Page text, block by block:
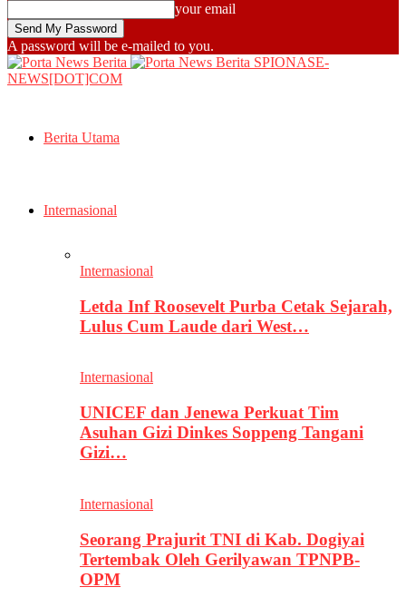
your email
A password will be e-mailed to you.
SPIONASE-
NEWS[DOT]COM
Berita Utama
Internasional
Internasional
Letda Inf Roosevelt Purba Cetak Sejarah,
Lulus Cum Laude dari West…
Internasional
UNICEF dan Jenewa Perkuat Tim
Asuhan Gizi Dinkes Soppeng Tangani
Gizi…
Internasional
Seorang Prajurit TNI di Kab. Dogiyai
Tertembak Oleh Gerilyawan TPNPB-
OPM